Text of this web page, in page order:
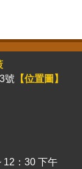
號 【位置圖】
12：30 下午